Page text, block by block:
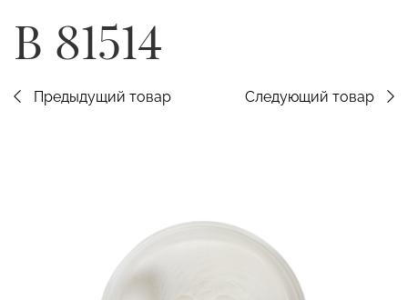
B 81514
Предыдущий товар Следующий товар